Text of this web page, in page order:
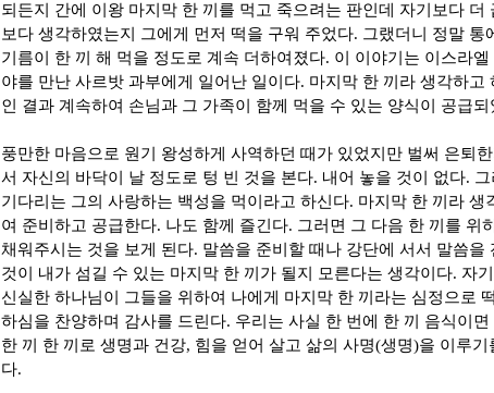
되든지 간에 이왕 마지막 한 끼를 먹고 죽으려는 판인데 자기보다 더
보다 생각하였는지 그에게 먼저 떡을 구워 주었다. 그랬더니 정말 통
기름이 한 끼 해 먹을 정도로 계속 더하여졌다. 이 이야기는 이스라엘
야를 만난 사르밧 과부에게 일어난 일이다. 마지막 한 끼라 생각하고
인 결과 계속하여 손님과 그 가족이 함께 먹을 수 있는 양식이 공급되
풍만한 마음으로 원기 왕성하게 사역하던 때가 있었지만 벌써 은퇴한
서 자신의 바닥이 날 정도로 텅 빈 것을 본다. 내어 놓을 것이 없다.
기다리는 그의 사랑하는 백성을 먹이라고 하신다. 마지막 한 끼라 생
여 준비하고 공급한다. 나도 함께 즐긴다. 그러면 그 다음 한 끼를 위
채워주시는 것을 보게 된다. 말씀을 준비할 때나 강단에 서서 말씀을
것이 내가 섬길 수 있는 마지막 한 끼가 될지 모른다는 생각이다. 자
신실한 하나님이 그들을 위하여 나에게 마지막 한 끼라는 심정으로
하심을 찬양하며 감사를 드린다. 우리는 사실 한 번에 한 끼 음식이
한 끼 한 끼로 생명과 건강, 힘을 얻어 살고 삶의 사명(생명)을 이루기
다.